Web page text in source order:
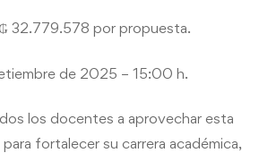
32.779.578 por propuesta.
de 2025 – 15:00 h.
los docentes a aprovechar esta
fortalecer su carrera académica,